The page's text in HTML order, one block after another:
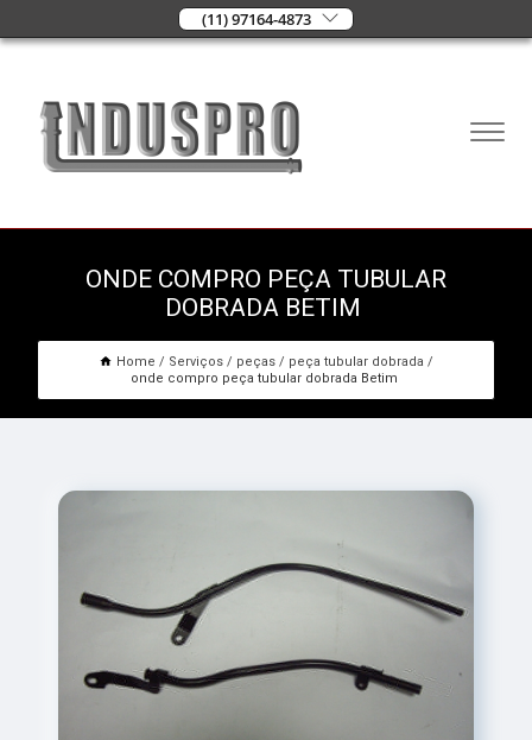
(11) 97164-4873
ONDE COMPRO PEÇA TUBULAR
DOBRADA BETIM
Home Serviços peças
peça tubular dobrada
onde compro peça tubular dobrada Betim